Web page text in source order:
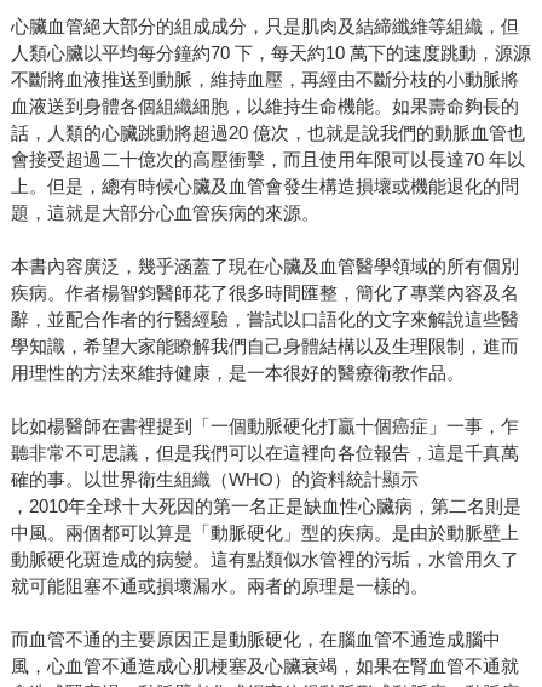
心臟血管絕大部分的組成成分，只是肌肉及結締纖維等組織，但
人類心臟以平均每分鐘約70 下，每天約10 萬下的速度跳動，源源
不斷將血液推送到動脈，維持血壓，再經由不斷分枝的小動脈將
血液送到身體各個組織細胞，以維持生命機能。如果壽命夠長的
話，人類的心臟跳動將超過20 億次，也就是說我們的動脈血管也
會接受超過二十億次的高壓衝擊，而且使用年限可以長達70 年以
上。但是，總有時候心臟及血管會發生構造損壞或機能退化的問
題，這就是大部分心血管疾病的來源。
本書內容廣泛，幾乎涵蓋了現在心臟及血管醫學領域的所有個別
疾病。作者楊智鈞醫師花了很多時間匯整，簡化了專業內容及名
辭，並配合作者的行醫經驗，嘗試以口語化的文字來解說這些醫
學知識，希望大家能瞭解我們自己身體結構以及生理限制，進而
用理性的方法來維持健康，是一本很好的醫療衛教作品。
比如楊醫師在書裡提到「一個動脈硬化打贏十個癌症」一事，乍
聽非常不可思議，但是我們可以在這裡向各位報告，這是千真萬
確的事。以世界衛生組織（WHO）的資料統計顯示
，2010年全球十大死因的第一名正是缺血性心臟病，第二名則是
中風。兩個都可以算是「動脈硬化」型的疾病。是由於動脈壁上
動脈硬化斑造成的病變。這有點類似水管裡的污垢，水管用久了
就可能阻塞不通或損壞漏水。兩者的原理是一樣的。
而血管不通的主要原因正是動脈硬化，在腦血管不通造成腦中
風，心血管不通造成心肌梗塞及心臟衰竭，如果在腎血管不通就